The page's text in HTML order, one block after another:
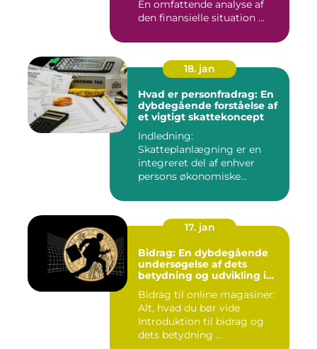
En omfattende analyse af
den finansielle situation ...
18. jan
Hvad er personfradrag: En
dybdegående forståelse af
et vigtigt skattekoncept
Indledning:
Skatteplanlægning er en
integreret del af enhver
persons økonomiske
17. jan
Bidrag: En dybdegående
undersøgelse af dets
betydning og udvikling i
Bidrag til online magasiner:
Alt, hvad du bør vide
Introduktion til bidrag og
dets betydning ...